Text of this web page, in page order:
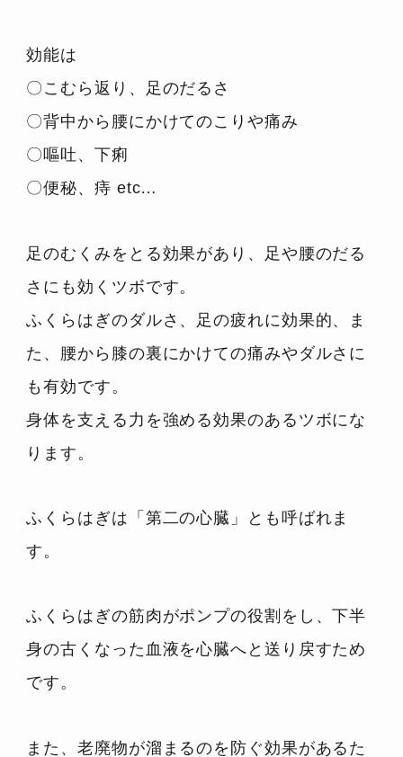
効能は
〇こむら返り、足のだるさ
〇背中から腰にかけてのこりや痛み
〇嘔吐、下痢
〇便秘、痔 etc…
足のむくみをとる効果があり、足や腰のだる
さにも効くツボです。
ふくらはぎのダルさ、足の疲れに効果的、ま
た、腰から膝の裏にかけての痛みやダルさに
も有効です。
身体を支える力を強める効果のあるツボにな
ります。
ふくらはぎは「第二の心臓」とも呼ばれま
す。
ふくらはぎの筋肉がポンプの役割をし、下半
身の古くなった血液を心臓へと送り戻すため
です。
また、老廃物が溜まるのを防ぐ効果があるた